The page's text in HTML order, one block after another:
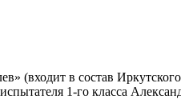
(входит в состав
1-го класса